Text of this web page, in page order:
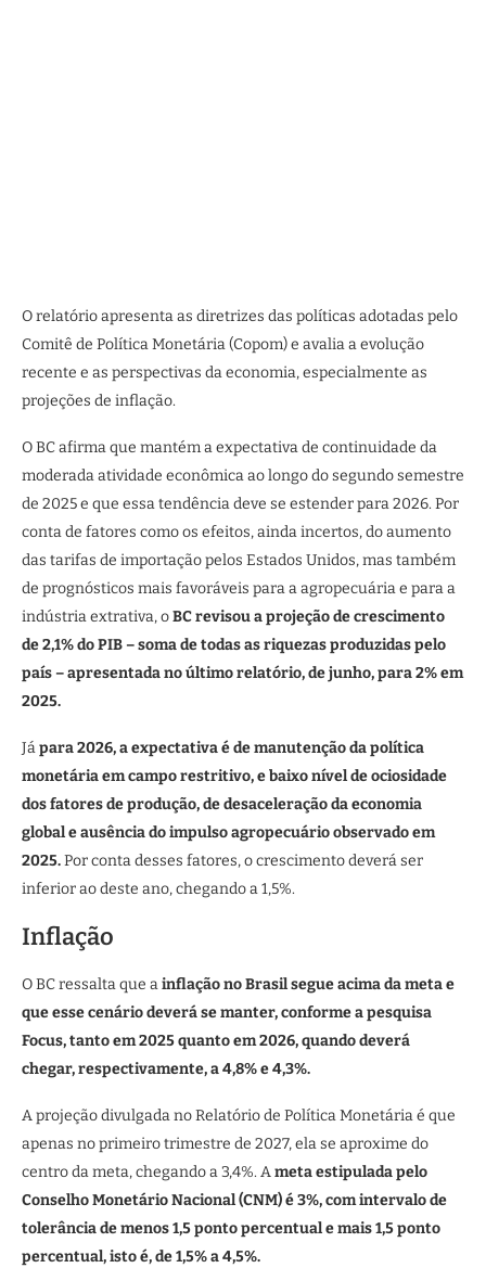
O relatório apresenta as diretrizes das políticas adotadas pelo
Comitê de Política Monetária (Copom) e avalia a evolução
recente e as perspectivas da economia, especialmente as
projeções de inflação.
O BC afirma que mantém a expectativa de continuidade da
moderada atividade econômica ao longo do segundo semestre
de 2025 e que essa tendência deve se estender para 2026. Por
conta de fatores como os efeitos, ainda incertos, do aumento
das tarifas de importação pelos Estados Unidos, mas também
de prognósticos mais favoráveis para a agropecuária e para a
indústria extrativa, oBC revisou a projeção de crescimento
de 2,1% do PIB – soma de todas as riquezas produzidas pelo
país – apresentada no último relatório, de junho, para 2% em
2025.
Jápara 2026, a expectativa é de manutenção da política
monetária em campo restritivo, e baixo nível de ociosidade
dos fatores de produção, de desaceleração da economia
global e ausência do impulso agropecuário observado em
2025.Por conta desses fatores, o crescimento deverá ser
inferior ao deste ano, chegando a 1,5%.
Inflação
O BC ressalta que ainflação no Brasil segue acima da meta e
que esse cenário deverá se manter, conforme a pesquisa
Focus, tanto em 2025 quanto em 2026, quando deverá
chegar, respectivamente, a 4,8% e 4,3%.
A projeção divulgada no Relatório de Política Monetária é que
apenas no primeiro trimestre de 2027, ela se aproxime do
centro da meta, chegando a 3,4%. Ameta estipulada pelo
Conselho Monetário Nacional (CNM) é 3%, com intervalo de
tolerância de menos 1,5 ponto percentual e mais 1,5 ponto
percentual, isto é, de 1,5% a 4,5%.